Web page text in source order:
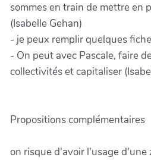
sommes en train de mettre en
(Isabelle Gehan)
- je peux remplir quelques
- On peut avec Pascale, faire
collectivités et capitaliser
Propositions complémentaires
on risque d'avoir l'usage d'une